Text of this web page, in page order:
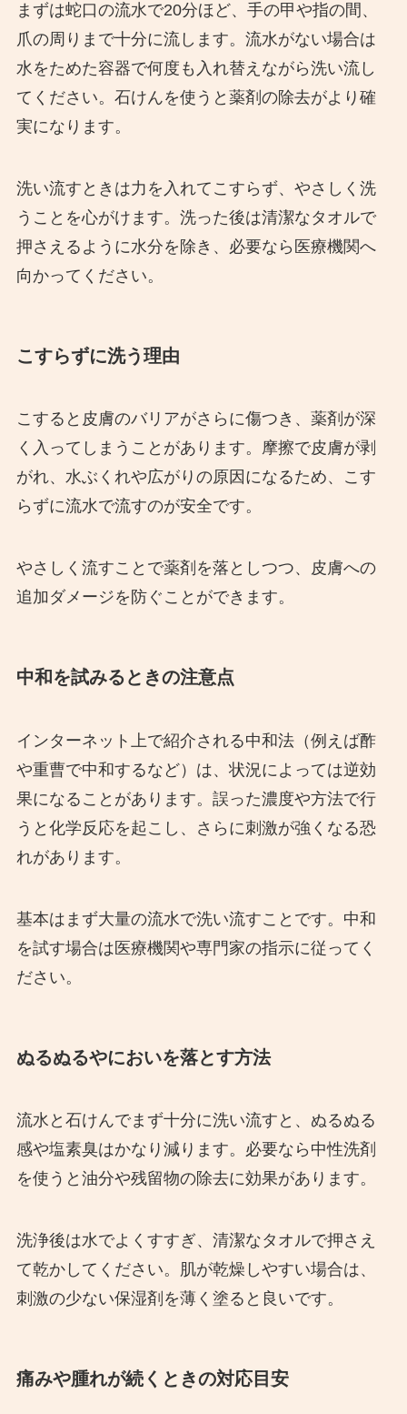
まずは蛇口の流水で20分ほど、手の甲や指の間、
爪の周りまで十分に流します。流水がない場合は
水をためた容器で何度も入れ替えながら洗い流し
てください。石けんを使うと薬剤の除去がより確
実になります。
洗い流すときは力を入れてこすらず、やさしく洗
うことを心がけます。洗った後は清潔なタオルで
押さえるように水分を除き、必要なら医療機関へ
向かってください。
こすらずに洗う理由
こすると皮膚のバリアがさらに傷つき、薬剤が深
く入ってしまうことがあります。摩擦で皮膚が剥
がれ、水ぶくれや広がりの原因になるため、こす
らずに流水で流すのが安全です。
やさしく流すことで薬剤を落としつつ、皮膚への
追加ダメージを防ぐことができます。
中和を試みるときの注意点
インターネット上で紹介される中和法（例えば酢
や重曹で中和するなど）は、状況によっては逆効
果になることがあります。誤った濃度や方法で行
うと化学反応を起こし、さらに刺激が強くなる恐
れがあります。
基本はまず大量の流水で洗い流すことです。中和
を試す場合は医療機関や専門家の指示に従ってく
ださい。
ぬるぬるやにおいを落とす方法
流水と石けんでまず十分に洗い流すと、ぬるぬる
感や塩素臭はかなり減ります。必要なら中性洗剤
を使うと油分や残留物の除去に効果があります。
洗浄後は水でよくすすぎ、清潔なタオルで押さえ
て乾かしてください。肌が乾燥しやすい場合は、
刺激の少ない保湿剤を薄く塗ると良いです。
痛みや腫れが続くときの対応目安